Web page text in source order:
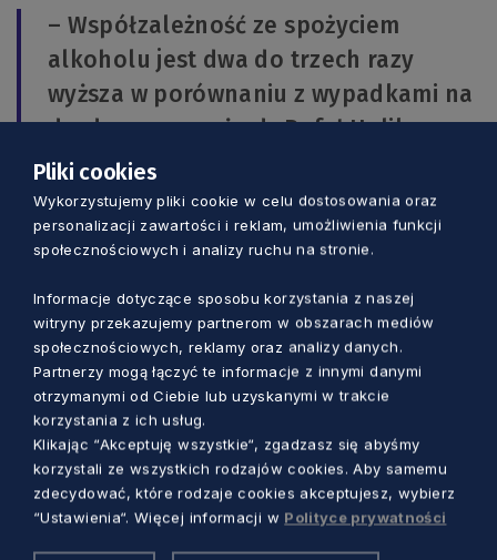
– Współzależność ze spożyciem
alkoholu jest dwa do trzech razy
wyższa w porównaniu z wypadkami na
drodze – zauważa dr Rafał Halik,
specjalista zdrowia publicznego z
Narodowego Instytutu Zdrowia
Publicznego PZH w Warszawie.
Jak korzystać z wody, żeby było
przyjemne i bezpieczne?
Po pierwsze wybierajmy kąpieliska strzeżone
zwłaszcza, gdy nasze umiejętności lub
kondycja nie gwarantują nam bezpieczeństwa.
Po drugie pływajmy w wyznaczonych i
sprawdzonych miejscach. Po trzecie stosujmy
się do poleceń ratowników. Po czwarte nie
Pliki cookies
Wykorzystujemy pliki cookie w celu dostosowania oraz
personalizacji zawartości i reklam, umożliwienia funkcji
społecznościowych i analizy ruchu na stronie.
Informacje dotyczące sposobu korzystania z naszej
witryny przekazujemy partnerom w obszarach mediów
społecznościowych, reklamy oraz analizy danych.
Partnerzy mogą łączyć te informacje z innymi danymi
otrzymanymi od Ciebie lub uzyskanymi w trakcie
korzystania z ich usług.
Klikając “Akceptuję wszystkie“, zgadzasz się abyśmy
korzystali ze wszystkich rodzajów cookies. Aby samemu
zdecydować, które rodzaje cookies akceptujesz, wybierz
“Ustawienia“. Więcej informacji w Polityce prywatności